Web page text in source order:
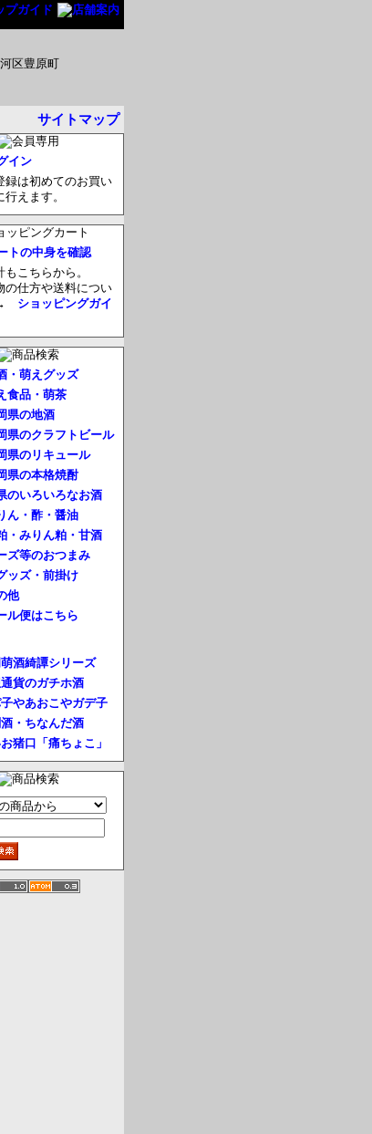
サイトマップ
録は初めてのお買い
行えます。
もこちらから。
の仕方や送料につい
ショッピングガイ
・萌えグッズ
食品・萌茶
県の地酒
県のクラフトビール
県のリキュール
県の本格焼酎
のいろいろなお酒
ん・酢・醤油
・みりん粕・甘酒
ズ等のおつまみ
ッズ・前掛け
他
ル便はこちら
酒綺譚シリーズ
貨のガチホ酒
やあおこやガデ子
・ちなんだ酒
猪口「痛ちょこ」